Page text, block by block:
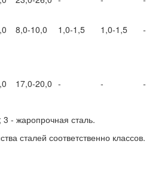
8,0-10,0 1,0-1,5 1,0-1,5 -
17,0-20,0 - - -
3 - жаропрочная сталь.
сталей соответственно классов.